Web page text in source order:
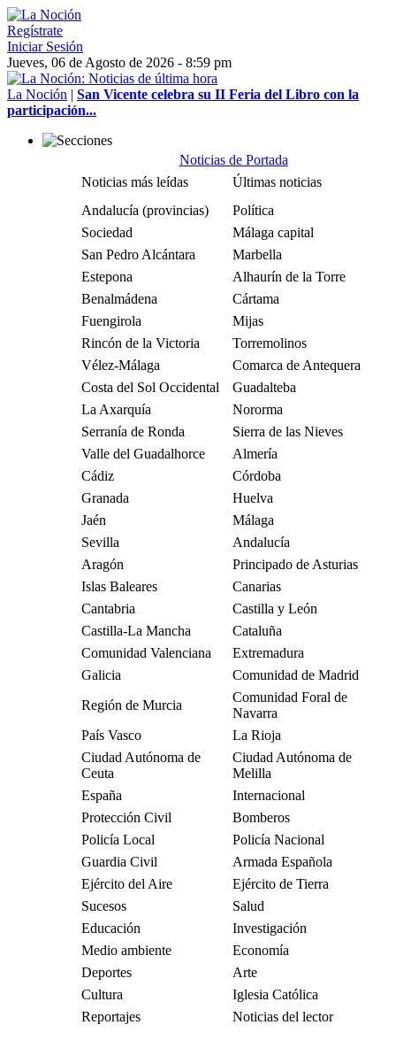
Regístrate
Iniciar Sesión
Jueves, 06 de Agosto de 2026 - 8:59 pm
La Noción | San Vicente celebra su II Feria del Libro con la
participación...
Noticias de Portada
Noticias más leídas
Últimas noticias
Andalucía (provincias)
Política
Sociedad
Málaga capital
San Pedro Alcántara
Marbella
Estepona
Alhaurín de la Torre
Benalmádena
Cártama
Fuengirola
Mijas
Rincón de la Victoria
Torremolinos
Vélez-Málaga
Comarca de Antequera
Costa del Sol Occidental
Guadalteba
La Axarquía
Nororma
Serranía de Ronda
Sierra de las Nieves
Valle del Guadalhorce
Almería
Cádiz
Córdoba
Granada
Huelva
Jaén
Málaga
Sevilla
Andalucía
Aragón
Principado de Asturias
Islas Baleares
Canarias
Cantabria
Castilla y León
Castilla-La Mancha
Cataluña
Comunidad Valenciana
Extremadura
Galicia
Comunidad de Madrid
Región de Murcia
Comunidad Foral de
Navarra
País Vasco
La Rioja
Ciudad Autónoma de
Ceuta
Ciudad Autónoma de
Melilla
España
Internacional
Protección Civil
Bomberos
Policía Local
Policía Nacional
Guardia Civil
Armada Española
Ejército del Aire
Ejército de Tierra
Sucesos
Salud
Educación
Investigación
Medio ambiente
Economía
Deportes
Arte
Cultura
Iglesia Católica
Reportajes
Noticias del lector